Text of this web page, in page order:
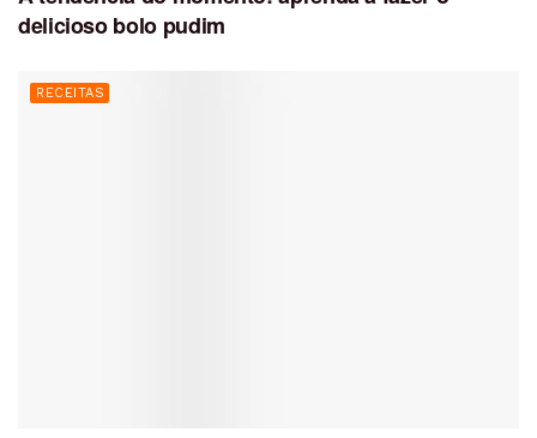
delicioso bolo pudim
RECEITAS